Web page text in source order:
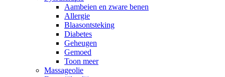
Aambeien en zware benen
Allergie
Blaasontsteking
Diabetes
Geheugen
Gemoed
Toon meer
Massageolie